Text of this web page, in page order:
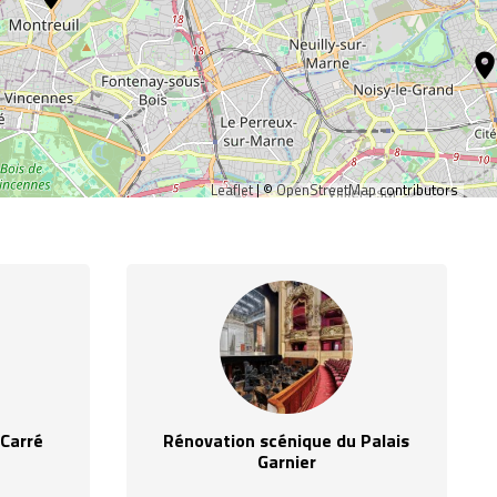
Leaflet| ©OpenStreetMapcontributors
Rénovation scénique du Palais
Garnier